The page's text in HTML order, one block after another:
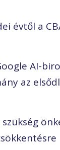
évtől a
AI-
az